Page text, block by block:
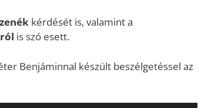
kérdését is, valamint a
is szó esett.
Benjáminnal készült beszélgetéssel az